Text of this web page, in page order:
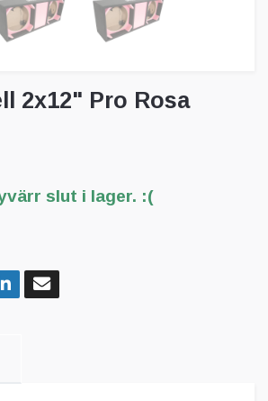
2x12" Pro Rosa
slut i lager. :(